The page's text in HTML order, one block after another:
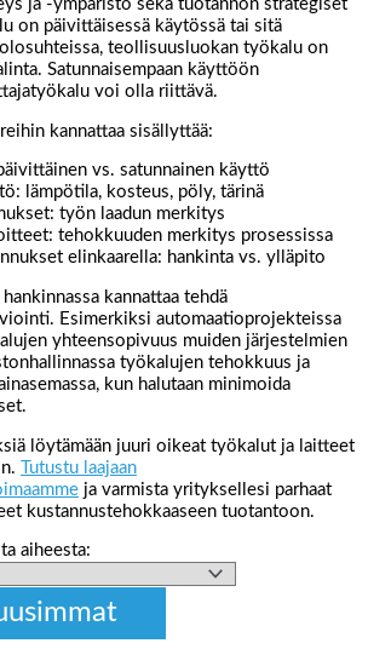
ja -ympäristö sekä tuotannon strategiset
on päivittäisessä käytössä tai sitä
teollisuusluokan työkalu on
Satunnaisempaan käyttöön
voi olla riittävä.
kannattaa sisällyttää:
vs. satunnainen käyttö
lämpötila, kosteus, pöly, tärinä
työn laadun merkitys
tehokkuuden merkitys prosessissa
elinkaarella: hankinta vs. ylläpito
kannattaa tehdä
Esimerkiksi automaatioprojekteissa
yhteensopivuus muiden järjestelmien
työkalujen tehokkuus ja
kun halutaan minimoida
löytämään juuri oikeat työkalut ja laitteet
Tutustu laajaan
ja varmista yrityksellesi parhaat
kustannustehokkaaseen tuotantoon.
aiheesta: